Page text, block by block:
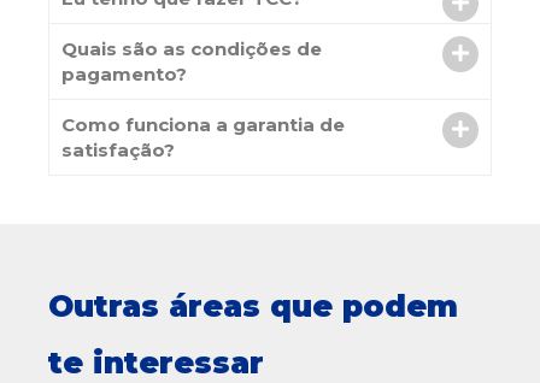
Quais são as condições de
pagamento?
Como funciona a garantia de
satisfação?
Outras áreas que podem
te interessar